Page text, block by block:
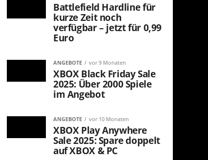
Battlefield Hardline für
kurze Zeit noch
verfügbar – jetzt für 0,99
Euro
ANGEBOTE vor 9 Monaten
XBOX Black Friday Sale
2025: Über 2000 Spiele
im Angebot
ANGEBOTE vor 10 Monaten
XBOX Play Anywhere
Sale 2025: Spare doppelt
auf XBOX & PC